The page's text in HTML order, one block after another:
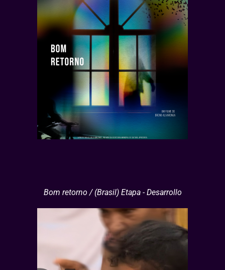
Bom retorno / (Brasil) Etapa - Desarrollo